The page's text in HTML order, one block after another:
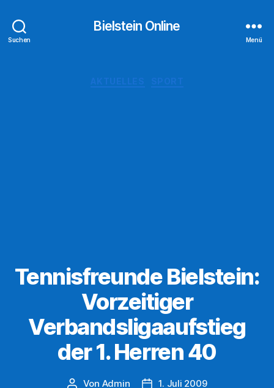
Suchen
Bielstein Online
Menü
Tennisfreunde Bielstein:
Vorzeitiger
Verbandsligaaufstieg
der 1. Herren 40
Beitragsautor
Von Admin Veröffentlichungsdatum
1. Juli 2009